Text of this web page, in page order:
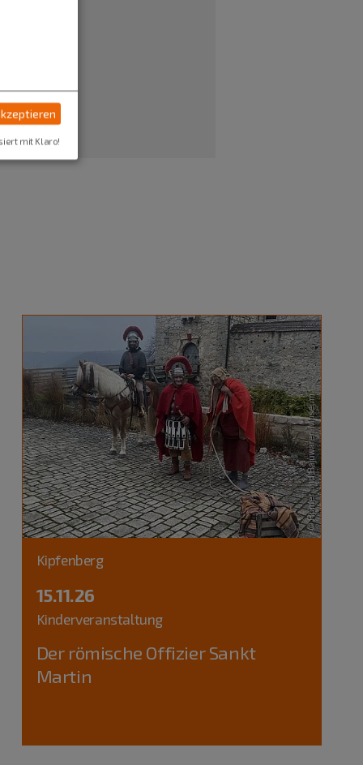
Kipfenberg
15.11.26
Kinderveranstaltung
Der römische Offizier Sankt
Martin
mit Klaro!